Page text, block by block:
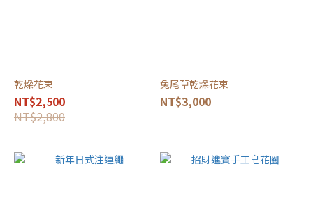
乾燥花束
NT$2,500
NT$2,800
兔尾草乾燥花束
NT$3,000